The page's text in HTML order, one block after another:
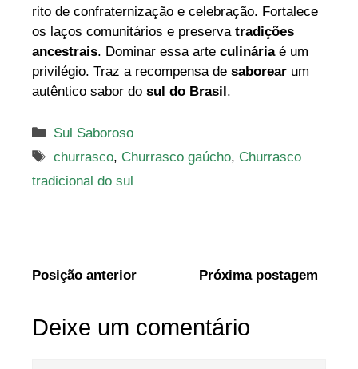
rito de confraternização e celebração. Fortalece
os laços comunitários e preserva tradições
ancestrais. Dominar essa arte culináriaé um
privilégio. Traz a recompensa de saborear um
autêntico sabor do sul do Brasil.
Categorias
Sul Saboroso
Tags
churrasco, Churrasco gaúcho, Churrasco
tradicional do sul
Posição anterior Próxima postagem
Deixe um comentário